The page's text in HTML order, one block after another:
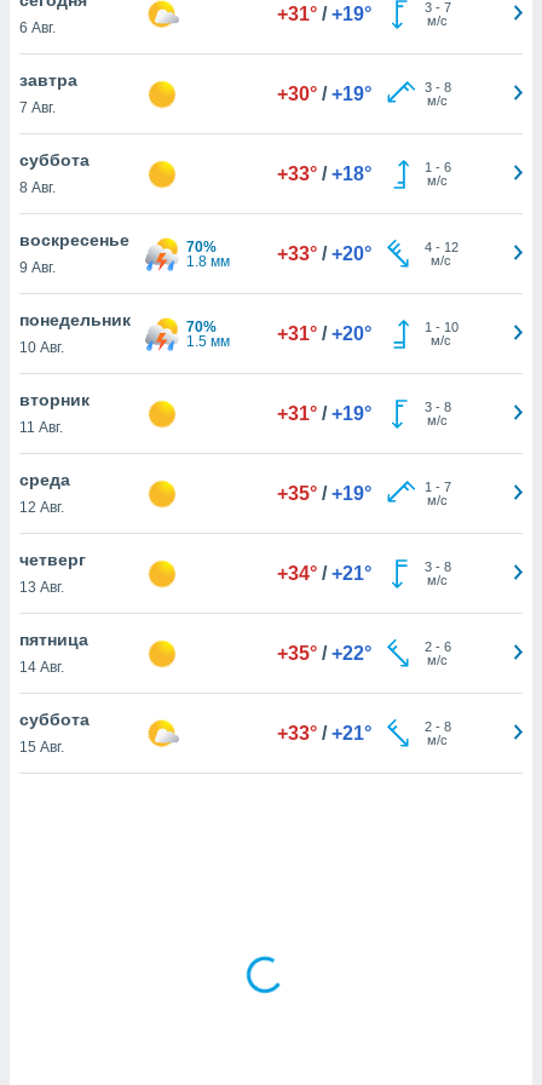
действия
на веб-
основе.
нашей
cookie
в
ВЫ
равно
нашим
6 Авг.
+31° / +19° 3- 7
м/с
завтра
7 Авг.
+30° / +19° 3- 8
м/с
суббота
8 Авг.
+33° / +18° 1 - 6
м/с
воскресенье
9 Авг.
70%
1.8 мм
+33° / +20° 4- 12
м/с
понедельник
10 Авг.
70%
1.5 мм
+31° / +20° 1 - 10
м/с
вторник
11 Авг.
+31° / +19° 3- 8
м/с
среда
12 Авг.
+35° / +19° 1 - 7
м/с
четверг
13 Авг.
+34° / +21° 3- 8
м/с
пятница
14 Авг.
+35° / +22° 2- 6
м/с
суббота
15 Авг.
+33° / +21° 2- 8
м/с